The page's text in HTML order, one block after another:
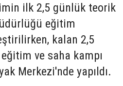
ilk 2,5 günlük teorik
eğitim
kalan 2,5
ve saha kampı
Merkezi'nde yapıldı.